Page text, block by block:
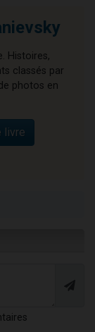
Histoires,
classés par
photos en
livre